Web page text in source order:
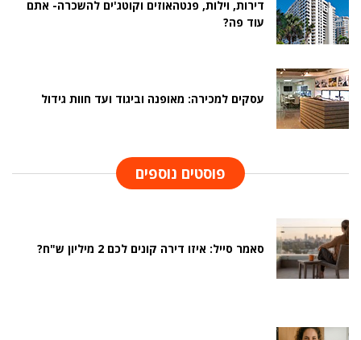
דירות, וילות, פנטהאוזים וקוטג'ים להשכרה- אתם
עוד פה?
עסקים למכירה: מאופנה וביגוד ועד חוות גידול
פוסטים נוספים
סאמר סייל: איזו דירה קונים לכם 2 מיליון ש"ח?